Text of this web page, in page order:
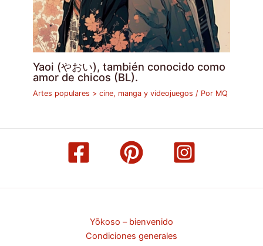
Yaoi (やおい), también conocido como
amor de chicos (BL).
Artes populares > cine, manga y videojuegos / Por MQ
Yōkoso – bienvenido
Condiciones generales